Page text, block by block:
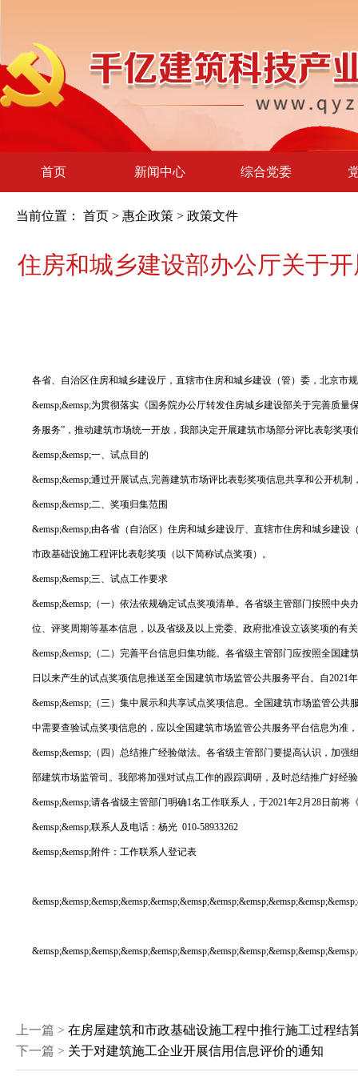
首页 新闻中心 综合党委
当前位置： 首页 > 惠企政策 > 政策文件
住房和城乡建设部办公厅关于
各省、自治区住房和城乡建设厅，直辖市住房和城乡建设（管）委，北京市
&emsp;&emsp;为贯彻落实《国务院办公厅转发住房城乡建设部关于完善质
务服务”，推动建筑市场统一开放，我部决定开展建筑市场部分评比表彰奖
&emsp;&emsp;一、试点目的
&emsp;&emsp;通过开展试点,完善建筑市场评比表彰奖项信息共享和公开机
&emsp;&emsp;二、奖项归集范围
&emsp;&emsp;由各省（自治区）住房和城乡建设厅、直辖市住房和城乡建
市政基础设施工程评比表彰奖项（以下简称试点奖项）。
&emsp;&emsp;三、试点工作要求
&emsp;&emsp;（一）依法依规确定试点奖项清单。各省级主管部门按照中
位、评奖周期等基本信息，以及省级及以上党委、政府批准设立该奖项的有
&emsp;&emsp;（二）完善平台信息归集功能。各省级主管部门应按照全国
日以来产生的试点奖项信息推送至全国建筑市场监管公共服务平台。自
&emsp;&emsp;（三）集中展示和共享试点奖项信息。全国建筑市场监管公
中需要查验试点奖项信息的，应以全国建筑市场监管公共服务平台信息为准
&emsp;&emsp;（四）总结推广经验做法。各省级主管部门要提高认识，加
部建筑市场监管司。我部将加强对试点工作的跟踪调研，及时总结推广好经
&emsp;&emsp;请各省级主管部门明确1名工作联系人，于2021年2月28日前
&emsp;&emsp;联系人及电话：杨光 010-58933262
&emsp;&emsp;附件：工作联系人登记表
上一篇 > 在房屋建筑和市政基础设施工程中推行施工过程结
下一篇 > 关于对建筑施工企业开展信用信息评价的通知